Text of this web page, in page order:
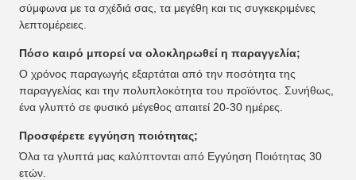
σύμφωνα με τα σχέδιά σας, τα μεγέθη και τις συγκεκριμένες
λεπτομέρειες.
Πόσο καιρό μπορεί να ολοκληρωθεί η παραγγελία;
Ο χρόνος παραγωγής εξαρτάται από την ποσότητα της
παραγγελίας και την πολυπλοκότητα του προϊόντος. Συνήθως,
ένα γλυπτό σε φυσικό μέγεθος απαιτεί 20-30 ημέρες.
Προσφέρετε εγγύηση ποιότητας;
Όλα τα γλυπτά μας καλύπτονται από Εγγύηση Ποιότητας 30
ετών.